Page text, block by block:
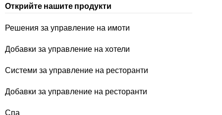
Открийте нашите продукти
Решения за управление на имоти
Добавки за управление на хотели
Системи за управление на ресторанти
Добавки за управление на ресторанти
Спа